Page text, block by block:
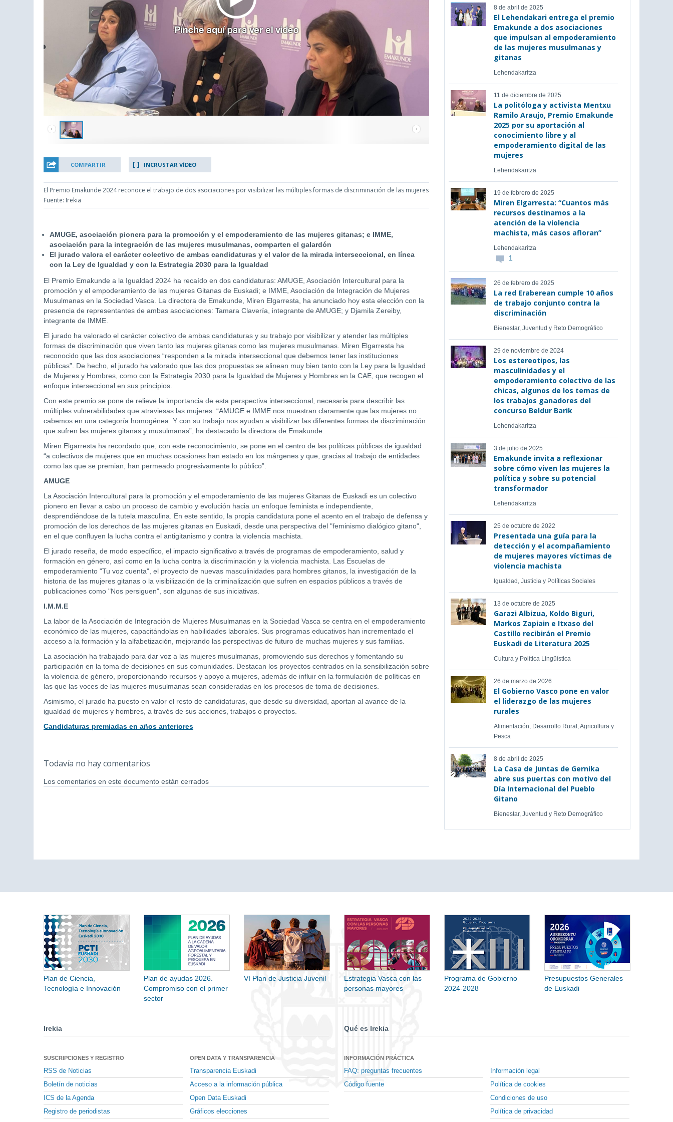
COMPARTIR INCRUSTAR VÍDEO
El Premio Emakunde 2024 reconoce el trabajo de dos asociaciones por visibilizar las múltiples formas de discriminación de las mujeres
Fuente: Irekia
AMUGE, asociación pionera para la promoción y el empoderamiento de las mujeres gitanas; e IMME,
asociación para la integración de las mujeres musulmanas, comparten el galardón
El jurado valora el carácter colectivo de ambas candidaturas y el valor de la mirada interseccional, en línea
con la Ley de Igualdad y con la Estrategia 2030 para la Igualdad
El Premio Emakunde a la Igualdad 2024 ha recaído en dos candidaturas: AMUGE, Asociación Intercultural para la
promoción y el empoderamiento de las mujeres Gitanas de Euskadi; e IMME, Asociación de Integración de Mujeres
Musulmanas en la Sociedad Vasca. La directora de Emakunde, Miren Elgarresta, ha anunciado hoy esta elección con la
presencia de representantes de ambas asociaciones: Tamara Clavería, integrante de AMUGE; y Djamila Zereiby,
integrante de IMME.
El jurado ha valorado el carácter colectivo de ambas candidaturas y su trabajo por visibilizar y atender las múltiples
formas de discriminación que viven tanto las mujeres gitanas como las mujeres musulmanas. Miren Elgarresta ha
reconocido que las dos asociaciones “responden a la mirada interseccional que debemos tener las instituciones
públicas”. De hecho, el jurado ha valorado que las dos propuestas se alinean muy bien tanto con la Ley para la Igualdad
de Mujeres y Hombres, como con la Estrategia 2030 para la Igualdad de Mujeres y Hombres en la CAE, que recogen el
enfoque interseccional en sus principios.
Con este premio se pone de relieve la importancia de esta perspectiva interseccional, necesaria para describir las
múltiples vulnerabilidades que atraviesas las mujeres. “AMUGE e IMME nos muestran claramente que las mujeres no
cabemos en una categoría homogénea. Y con su trabajo nos ayudan a visibilizar las diferentes formas de discriminación
que sufren las mujeres gitanas y musulmanas”, ha destacado la directora de Emakunde.
Miren Elgarresta ha recordado que, con este reconocimiento, se pone en el centro de las políticas públicas de igualdad
“a colectivos de mujeres que en muchas ocasiones han estado en los márgenes y que, gracias al trabajo de entidades
como las que se premian, han permeado progresivamente lo público”.
AMUGE
La Asociación Intercultural para la promoción y el empoderamiento de las mujeres Gitanas de Euskadi es un colectivo
pionero en llevar a cabo un proceso de cambio y evolución hacia un enfoque feminista e independiente,
desprendiéndose de la tutela masculina. En este sentido, la propia candidatura pone el acento en el trabajo de defensa y
promoción de los derechos de las mujeres gitanas en Euskadi, desde una perspectiva del "feminismo dialógico gitano",
en el que confluyen la lucha contra el antigitanismo y contra la violencia machista.
El jurado reseña, de modo específico, el impacto significativo a través de programas de empoderamiento, salud y
formación en género, así como en la lucha contra la discriminación y la violencia machista. Las Escuelas de
empoderamiento "Tu voz cuenta", el proyecto de nuevas masculinidades para hombres gitanos, la investigación de la
historia de las mujeres gitanas o la visibilización de la criminalización que sufren en espacios públicos a través de
publicaciones como "Nos persiguen", son algunas de sus iniciativas.
I.M.M.E
La labor de la Asociación de Integración de Mujeres Musulmanas en la Sociedad Vasca se centra en el empoderamiento
económico de las mujeres, capacitándolas en habilidades laborales. Sus programas educativos han incrementado el
acceso a la formación y la alfabetización, mejorando las perspectivas de futuro de muchas mujeres y sus familias.
La asociación ha trabajado para dar voz a las mujeres musulmanas, promoviendo sus derechos y fomentando su
participación en la toma de decisiones en sus comunidades. Destacan los proyectos centrados en la sensibilización sobre
la violencia de género, proporcionando recursos y apoyo a mujeres, además de influir en la formulación de políticas en
las que las voces de las mujeres musulmanas sean consideradas en los procesos de toma de decisiones.
Asimismo, el jurado ha puesto en valor el resto de candidaturas, que desde su diversidad, aportan al avance de la
igualdad de mujeres y hombres, a través de sus acciones, trabajos o proyectos.
Candidaturas premiadas en años anteriores
Todavía no hay comentarios
Los comentarios en este documento están cerrados
8 de abril de 2025
El Lehendakari entrega el premio
Emakunde a dos asociaciones
que impulsan al empoderamiento
de las mujeres musulmanas y
gitanas
Lehendakaritza
11 de diciembre de 2025
La politóloga y activista Mentxu
Ramilo Araujo, Premio Emakunde
2025 por su aportación al
conocimiento libre y al
empoderamiento digital de las
mujeres
Lehendakaritza
19 de febrero de 2025
Miren Elgarresta: “Cuantos más
recursos destinamos a la
atención de la violencia
machista, más casos afloran”
Lehendakaritza
1
26 de febrero de 2025
La red Eraberean cumple 10 años
de trabajo conjunto contra la
discriminación
Bienestar, Juventud y Reto Demográfico
29 de noviembre de 2024
Los estereotipos, las
masculinidades y el
empoderamiento colectivo de las
chicas, algunos de los temas de
los trabajos ganadores del
concurso Beldur Barik
Lehendakaritza
3 de julio de 2025
Emakunde invita a reflexionar
sobre cómo viven las mujeres la
política y sobre su potencial
transformador
Lehendakaritza
25 de octubre de 2022
Presentada una guía para la
detección y el acompañamiento
de mujeres mayores víctimas de
violencia machista
Igualdad, Justicia y Políticas Sociales
13 de octubre de 2025
Garazi Albizua, Koldo Biguri,
Markos Zapiain e Itxaso del
Castillo recibirán el Premio
Euskadi de Literatura 2025
Cultura y Política Lingüística
26 de marzo de 2026
El Gobierno Vasco pone en valor
el liderazgo de las mujeres
rurales
Alimentación, Desarrollo Rural, Agricultura y
Pesca
8 de abril de 2025
La Casa de Juntas de Gernika
abre sus puertas con motivo del
Día Internacional del Pueblo
Gitano
Bienestar, Juventud y Reto Demográfico
Plan de Ciencia,
Tecnología e Innovación
Plan de ayudas 2026.
Compromiso con el primer
sector
VI Plan de Justicia Juvenil
Estrategia Vasca con las
personas mayores
Programa de Gobierno
2024-2028
Presupuestos Generales
de Euskadi
Irekia
SUSCRIPCIONES Y REGISTRO
RSS de Noticias
Boletín de noticias
ICS de la Agenda
Registro de periodistas
OPEN DATA Y TRANSPARENCIA
Transparencia Euskadi
Acceso a la información pública
Open Data Euskadi
Gráficos elecciones
Qué es Irekia
INFORMACIÓN PRÁCTICA
FAQ: preguntas frecuentes
Código fuente
Información legal
Política de cookies
Condiciones de uso
Política de privacidad